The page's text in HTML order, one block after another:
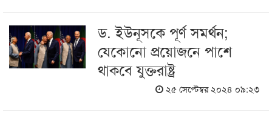
ড. ইউনূসকে পূর্ণ সমর্থন;
যেকোনো প্রয়োজনে পাশে
থাকবে যুক্তরাষ্ট্র
২৫ সেপ্টেম্বর ২০২৪ ০৯:২৩